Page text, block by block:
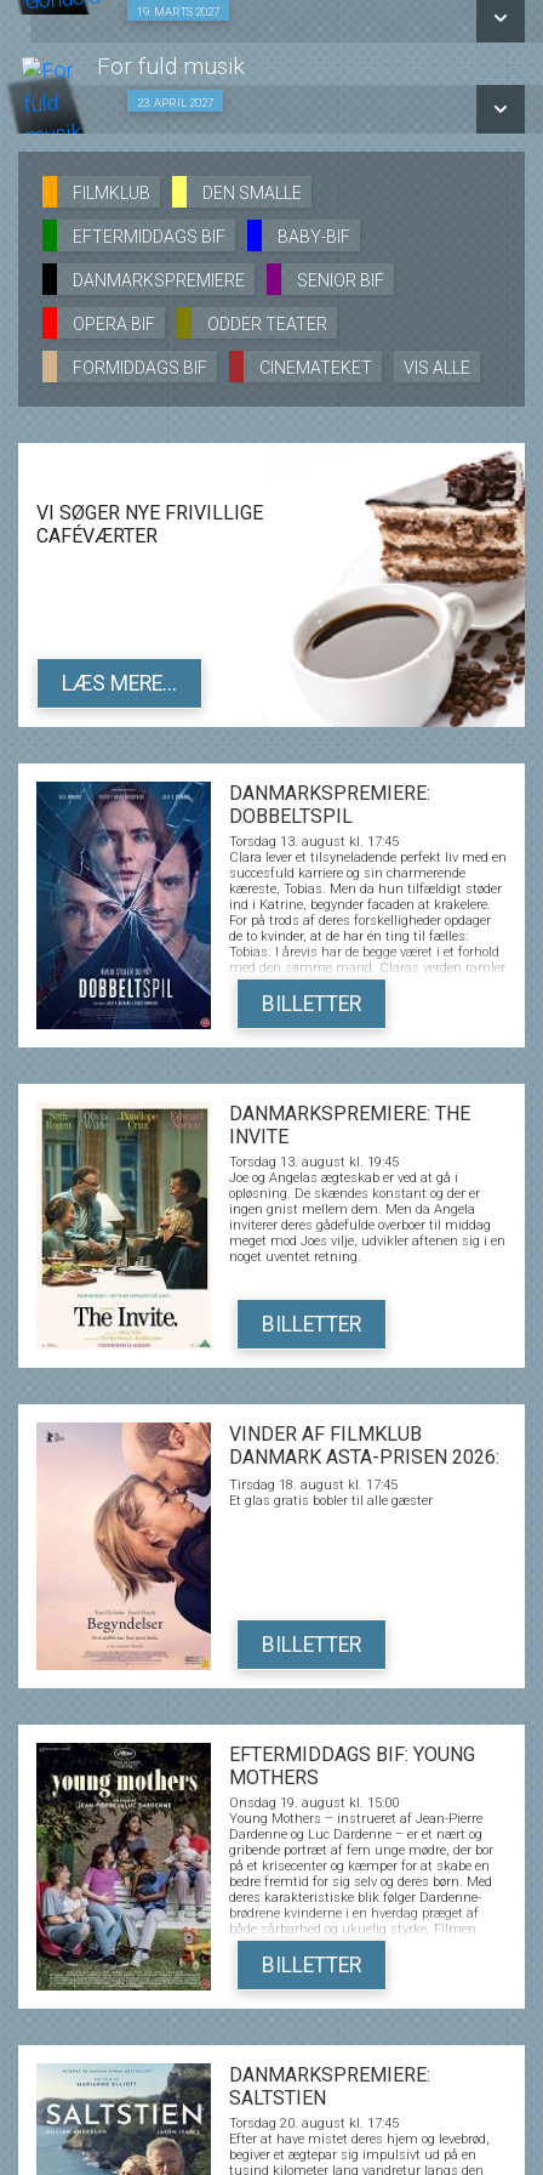
LÆS MERE
19. MARTS 2027
Den Smalle film med oplæg 19/03
SE ALLE DAGE
LÆS MERE
For fuld musik
23. APRIL 2027
Den Smalle film med oplæg 23/04
SE ALLE DAGE
LÆS MERE
FILMKLUB DEN SMALLE
EFTERMIDDAGS BIF BABY-BIF
DANMARKSPREMIERE SENIOR BIF
OPERA BIF ODDER TEATER
FORMIDDAGS BIF CINEMATEKET VIS ALLE
VI SØGER NYE FRIVILLIGE
CAFÉVÆRTER
LÆS MERE...
DANMARKSPREMIERE:
DOBBELTSPIL
Torsdag 13. august kl. 17:45
Clara lever et tilsyneladende perfekt liv med en
succesfuld karriere og sin charmerende
kæreste, Tobias. Men da hun tilfældigt støder
ind i Katrine, begynder facaden at krakelere.
For på trods af deres forskelligheder opdager
de to kvinder, at de har én ting til fælles:
Tobias. I årevis har de begge været i et forhold
med den samme mand. Claras verden ramler
og i jagten på sandheden vikles hun ind i et
uigennemskueligt spil, hvor grænserne
mellem sandhed og løgn, begær og bedrag
flyder sammen - og hvor det bliver stadig
sværere at afgøre, hvem der egentlig
elsker, måske aldrig har været den, man
troede...
BILLETTER
DANMARKSPREMIERE: THE
INVITE
Torsdag 13. august kl. 19:45
Joe og Angelas ægteskab er ved at gå i
opløsning. De skændes konstant og der er
ingen gnist mellem dem. Men da Angela
inviterer deres gådefulde overboer til middag
meget mod Joes vilje, udvikler aftenen sig i en
noget uventet retning.
BILLETTER
VINDER AF FILMKLUB
DANMARK ASTA-PRISEN 2026:
BEGYNDELSER
Tirsdag 18. august kl. 17:45
Et glas gratis bobler til alle gæster
BILLETTER
EFTERMIDDAGS BIF: YOUNG
MOTHERS
Onsdag 19. august kl. 15:00
Young Mothers – instrueret af Jean-Pierre
Dardenne og Luc Dardenne – er et nært og
gribende portræt af fem unge mødre, der bor
på et krisecenter og kæmper for at skabe en
bedre fremtid for sig selv og deres børn. Med
deres karakteristiske blik følger Dardenne-
brødrene kvinderne i en hverdag præget af
både sårbarhed og ukuelig styrke. Filmen
skildrer moderskabets kompleksitet, når det
leves under pres fra svære opvækstvilkår,
økonomisk usikkerhed og følelsesmæssige
traumer. Young Mothers er en stærk,
empatisk fortælling om ansvar, håb og
mest anerkendte filmskabere. Filmen havde
premiere I den officielle konkurrence på
Cannes Film Festival i 2025.
BILLETTER
DANMARKSPREMIERE:
SALTSTIEN
Torsdag 20. august kl. 17:45
Efter at have mistet deres hjem og levebrød,
begiver et ægtepar sig impulsivt ud på en
tusind kilometer lang vandretur langs den